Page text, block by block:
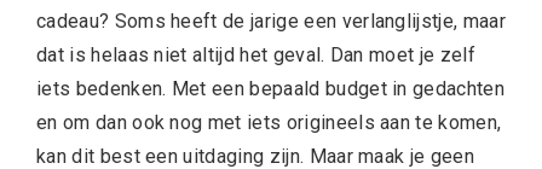
cadeau? Soms heeft de jarige een verlanglijstje, maar
dat is helaas niet altijd het geval. Dan moet je zelf
iets bedenken. Met een bepaald budget in gedachten
en om dan ook nog met iets origineels aan te komen,
kan dit best een uitdaging zijn. Maar maak je geen